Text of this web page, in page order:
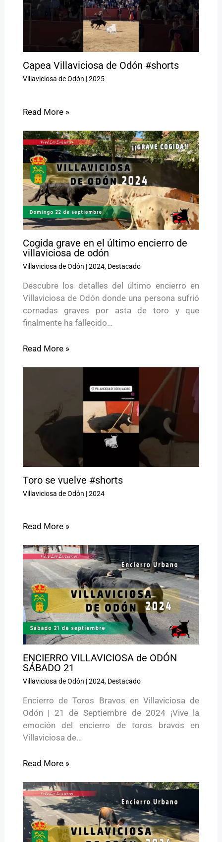
Capea Villaviciosa de Odón #shorts
Villaviciosa de Odón |2025
Read More »
Cogida grave en el último encierro de
villaviciosa de odón
Villaviciosa de Odón |2024, Destacado
Descubre los detalles del último encierro en
Villaviciosa de Odón donde una persona sufrió
cornadas graves por asta de toro y que
finalmente ha fallecido…
Read More »
Toro se vuelve #shorts
Villaviciosa de Odón |2024
Read More »
ENCIERRO VILLAVICIOSA de ODÓN
SÁBADO 21
Villaviciosa de Odón |2024, Destacado
Encierro de Toros Bravos en Villaviciosa de
Odón | 21 de Septiembre de 2024 ¡Vive la
emoción del encierro de toros bravos en
Villaviciosa de…
Read More »